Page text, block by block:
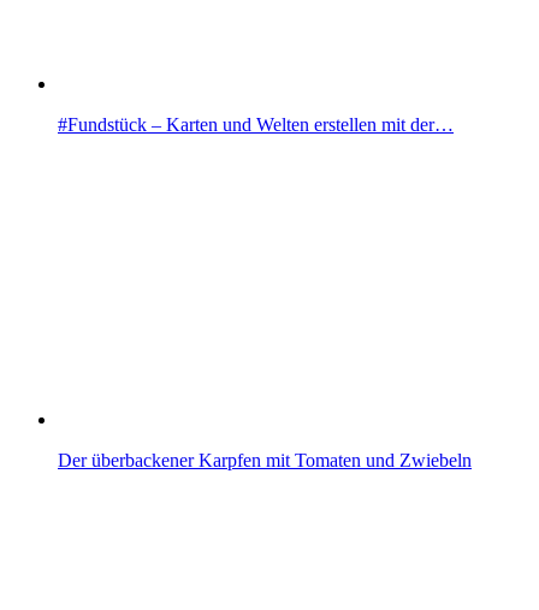
#Fundstück – Karten und Welten erstellen mit der…
Der überbackener Karpfen mit Tomaten und Zwiebeln